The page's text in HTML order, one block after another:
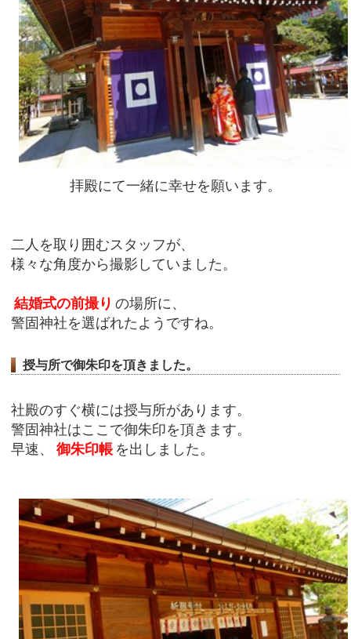
拝殿にて一緒に幸せを願います。
二人を取り囲むスタッフが、
様々な角度から撮影していました。
結婚式の前撮り の場所に、
警固神社を選ばれたようですね。
授与所で御朱印を頂きました。
社殿のすぐ横には授与所があります。
警固神社はここで御朱印を頂きます。
早速、
御朱印帳 を出しました。